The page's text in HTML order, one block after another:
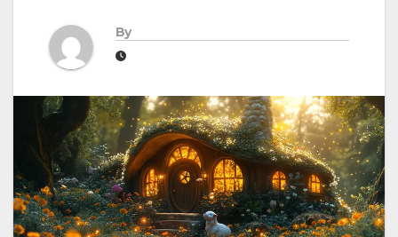
By